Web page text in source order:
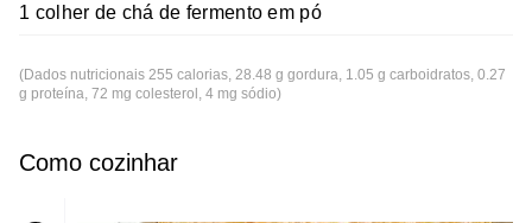
1 colher de chá de fermento em pó
(Dados nutricionais 255 calorias, 28.48 g gordura, 1.05 g carboidratos, 0.27
g proteína, 72 mg colesterol, 4 mg sódio)
Como cozinhar